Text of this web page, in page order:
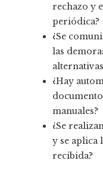
rechazo y
periódica?
¿Se
las
¿Hay
manuales?
¿Se
y se aplica
recibida?